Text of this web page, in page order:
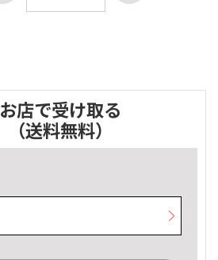
お店で受け取る
（送料無料）